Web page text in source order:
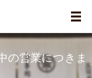
メ
の営業につきま